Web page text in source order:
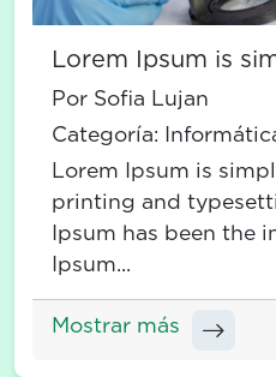
Lorem Ipsum is
Por Sofia Lujan
Categoría:
Lorem Ipsum is
printing and
Ipsum has been the
Ipsum...
Mostrar más